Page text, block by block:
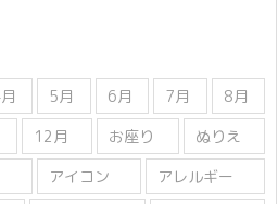
5月 6月 7月
8月
12月 お座り
ぬりえ
アイコン
アレルギー